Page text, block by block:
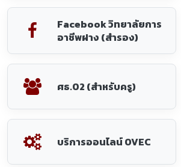
Facebook วิทยาลัยการ
อาชีพฝาง (สำรอง)
ศธ.02 (สำหรับครู)
บริการออนไลน์ OVEC